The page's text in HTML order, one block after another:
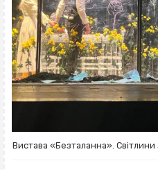
Вистава «Безталанна». Світлини